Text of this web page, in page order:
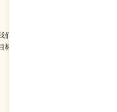
的开放健身房提供高性能环境，
。